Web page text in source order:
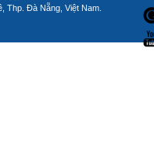
Thp. Đà Nẵng, Việt Nam.